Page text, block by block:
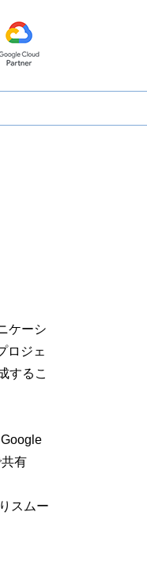
ケーシ
ロジェ
するこ
有
スムー